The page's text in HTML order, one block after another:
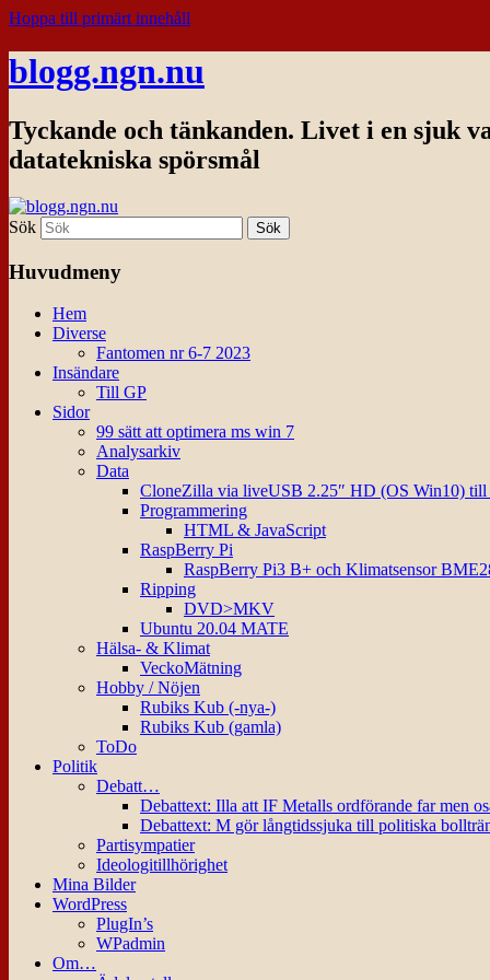
Hoppa till primärt innehåll
blogg.ngn.nu
Tyckande och tänkanden. Livet i en sjuk
datatekniska spörsmål
Sök
Huvudmeny
Hem
Diverse
Fantomen nr 6-7 2023
Insändare
Till GP
Sidor
99 sätt att optimera ms win 7
Analysarkiv
Data
CloneZilla via liveUSB 2.25″ HD (OS Win10) till
Programmering
HTML & JavaScript
RaspBerry Pi
RaspBerry Pi3 B+ och Klimatsensor
Ripping
DVD>MKV
Ubuntu 20.04 MATE
Hälsa- & Klimat
VeckoMätning
Hobby / Nöjen
Rubiks Kub (-nya-)
Rubiks Kub (gamla)
ToDo
Politik
Debatt…
Debattext: Illa att IF Metalls ordförande far men
Debattext: M gör långtidssjuka till politiska
Partisympatier
Ideologitillhörighet
Mina Bilder
WordPress
PlugIn’s
WPadmin
Om…